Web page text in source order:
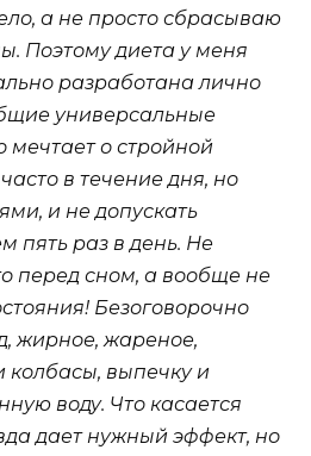
а не просто сбрасываю
Поэтому диета у меня
разработана лично
универсальные
мечтает о стройной
в течение дня, но
и не допускать
пять раз в день. Не
перед сном, а вообще не
Безоговорочно
жирное, жареное,
выпечку и
воду. Что касается
дает нужный эффект, но